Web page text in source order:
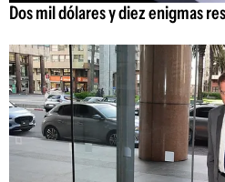
Dos mil dólares y diez enigmas